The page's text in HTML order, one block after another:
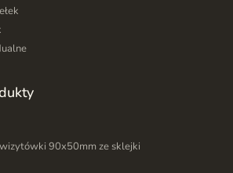
90x50mm ze sklejki